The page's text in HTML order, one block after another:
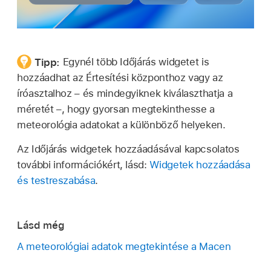
Tipp: Egynél több Időjárás widgetet is
hozzáadhat az Értesítési központhoz vagy az
íróasztalhoz – és mindegyiknek kiválaszthatja a
méretét –, hogy gyorsan megtekinthesse a
meteorológia adatokat a különböző helyeken.
Az Időjárás widgetek hozzáadásával kapcsolatos
további információkért, lásd:Widgetek hozzáadása
és testreszabása.
Lásd még
A meteorológiai adatok megtekintése a Macen